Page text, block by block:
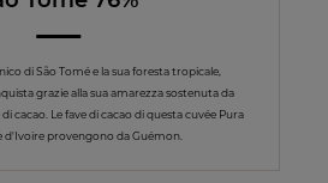
di São Tomé e la sua foresta tropicale,
grazie alla sua amarezza sostenuta da
cacao. Le fave di cacao di questa cuvée Pura
d'Ivoire provengono da Guémon.